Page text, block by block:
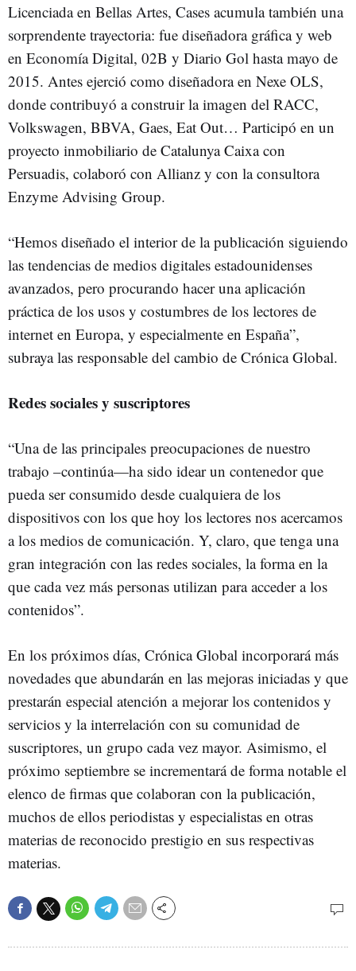
Licenciada en Bellas Artes, Cases acumula también una
sorprendente trayectoria: fue diseñadora gráfica y web
en Economía Digital, 02B y Diario Gol hasta mayo de
2015. Antes ejerció como diseñadora en Nexe OLS,
donde contribuyó a construir la imagen del RACC,
Volkswagen, BBVA, Gaes, Eat Out… Participó en un
proyecto inmobiliario de Catalunya Caixa con
Persuadis, colaboró con Allianz y con la consultora
Enzyme Advising Group.
“Hemos diseñado el interior de la publicación siguiendo
las tendencias de medios digitales estadounidenses
avanzados, pero procurando hacer una aplicación
práctica de los usos y costumbres de los lectores de
internet en Europa, y especialmente en España”,
subraya las responsable del cambio de Crónica Global.
Redes sociales y suscriptores
“Una de las principales preocupaciones de nuestro
trabajo –continúa—ha sido idear un contenedor que
pueda ser consumido desde cualquiera de los
dispositivos con los que hoy los lectores nos acercamos
a los medios de comunicación. Y, claro, que tenga una
gran integración con las redes sociales, la forma en la
que cada vez más personas utilizan para acceder a los
contenidos”.
En los próximos días, Crónica Global incorporará más
novedades que abundarán en las mejoras iniciadas y que
prestarán especial atención a mejorar los contenidos y
servicios y la interrelación con su comunidad de
suscriptores, un grupo cada vez mayor. Asimismo, el
próximo septiembre se incrementará de forma notable el
elenco de firmas que colaboran con la publicación,
muchos de ellos periodistas y especialistas en otras
materias de reconocido prestigio en sus respectivas
materias.